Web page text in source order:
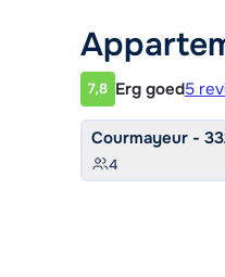
7,8 Erg goed5
Courmayeur -
4